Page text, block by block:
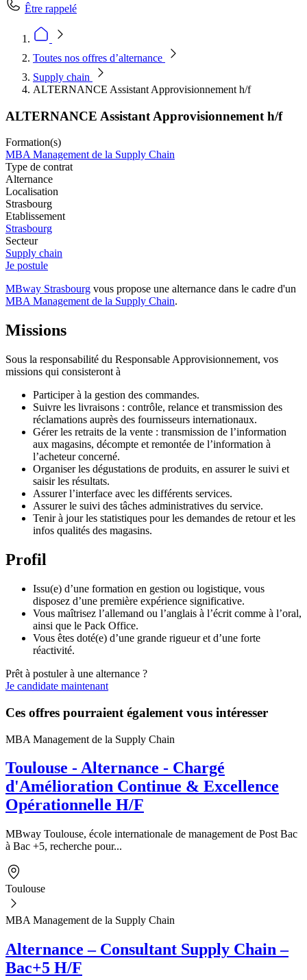
Être rappelé
Toutes nos offres d’alternance
Supply chain
ALTERNANCE Assistant Approvisionnement h/f
ALTERNANCE Assistant Approvisionnement h/f
Formation(s)
MBA Management de la Supply Chain
Type de contrat
Alternance
Localisation
Strasbourg
Etablissement
Strasbourg
Secteur
Supply chain
Je postule
MBway Strasbourg vous propose une alternance dans le cadre d'un
MBA Management de la Supply Chain.
Missions
Sous la responsabilité du Responsable Approvisionnement, vos
missions qui consisteront à
Participer à la gestion des commandes.
Suivre les livraisons : contrôle, relance et transmission des
réclamations auprès des fournisseurs internationaux.
Gérer les retraits de la vente : transmission de l’information
aux magasins, décompte et remontée de l’information à
l’acheteur concerné.
Organiser les dégustations de produits, en assurer le suivi et
saisir les résultats.
Assurer l’interface avec les différents services.
Assurer le suivi des tâches administratives du service.
Tenir à jour les statistiques pour les demandes de retour et les
infos qualités des magasins.
Profil
Issu(e) d’une formation en gestion ou logistique, vous
disposez d’une première expérience significative.
Vous maîtrisez l’allemand ou l’anglais à l’écrit comme à l’oral,
ainsi que le Pack Office.
Vous êtes doté(e) d’une grande rigueur et d’une forte
réactivité.
Prêt à postuler à une alternance ?
Je candidate maintenant
Ces offres pourraient également vous intéresser
MBA Management de la Supply Chain
Toulouse - Alternance - Chargé
d'Amélioration Continue & Excellence
Opérationnelle H/F
MBway Toulouse, école internationale de management de Post Bac
à Bac +5, recherche pour...
Toulouse
MBA Management de la Supply Chain
Alternance – Consultant Supply Chain –
Bac+5 H/F